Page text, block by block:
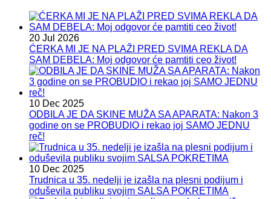
20 Jul 2026
ĆERKA MI JE NA PLAŽI PRED SVIMA REKLA DA
SAM DEBELA: Moj odgovor će pamtiti ceo život!
10 Dec 2025
ODBILA JE DA SKINE MUŽA SA APARATA: Nakon 3
godine on se PROBUDIO i rekao joj SAMO JEDNU
reč!
10 Dec 2025
Trudnica u 35. nedelji je izašla na plesni podijum i
oduševila publiku svojim SALSA POKRETIMA